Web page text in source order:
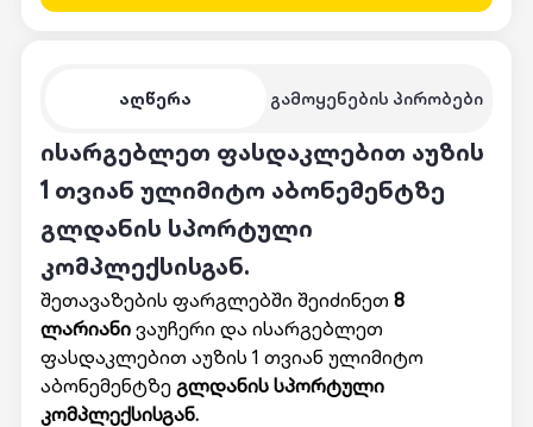
აღწერა გამოყენების პირობები
ისარგებლეთ ფასდაკლებით აუზის
1 თვიან ულიმიტო აბონემენტზე
გლდანის სპორტული
კომპლექსისგან.
შეთავაზების ფარგლებში შეიძინეთ 8
ლარიანივაუჩერი და ისარგებლეთ
ფასდაკლებით აუზის 1 თვიან ულიმიტო
აბონემენტზეგლდანის სპორტული
კომპლექსისგან.